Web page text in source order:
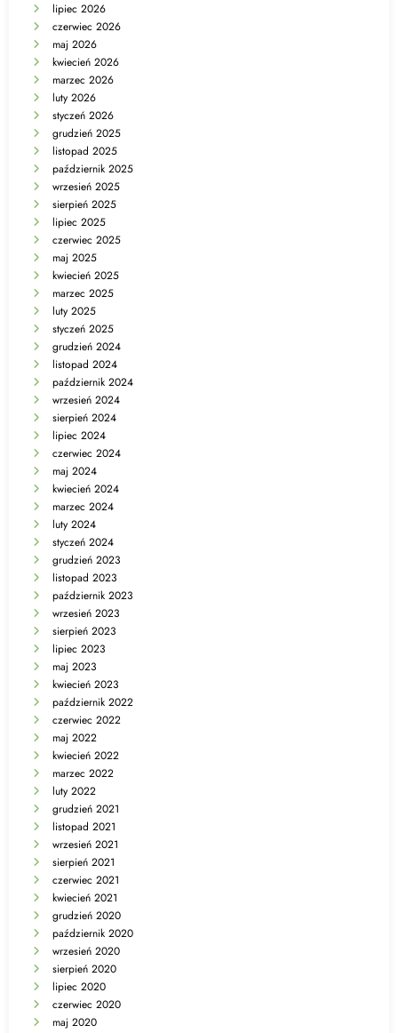
lipiec 2026
czerwiec 2026
maj 2026
kwiecień 2026
marzec 2026
luty 2026
styczeń 2026
grudzień 2025
listopad 2025
październik 2025
wrzesień 2025
sierpień 2025
lipiec 2025
czerwiec 2025
maj 2025
kwiecień 2025
marzec 2025
luty 2025
styczeń 2025
grudzień 2024
listopad 2024
październik 2024
wrzesień 2024
sierpień 2024
lipiec 2024
czerwiec 2024
maj 2024
kwiecień 2024
marzec 2024
luty 2024
styczeń 2024
grudzień 2023
listopad 2023
październik 2023
wrzesień 2023
sierpień 2023
lipiec 2023
maj 2023
kwiecień 2023
październik 2022
czerwiec 2022
maj 2022
kwiecień 2022
marzec 2022
luty 2022
grudzień 2021
listopad 2021
wrzesień 2021
sierpień 2021
czerwiec 2021
kwiecień 2021
grudzień 2020
październik 2020
wrzesień 2020
sierpień 2020
lipiec 2020
czerwiec 2020
maj 2020